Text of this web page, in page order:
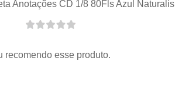
Anotações CD 1/8 80Fls Azul Naturalis
recomendo esse produto.